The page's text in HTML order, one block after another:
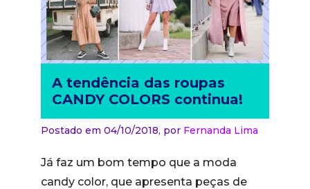
A tendência das roupas
CANDY COLORS continua!
Postado em 04/10/2018, por Fernanda Lima
Já faz um bom tempo que a moda
candy color, que apresenta peças de